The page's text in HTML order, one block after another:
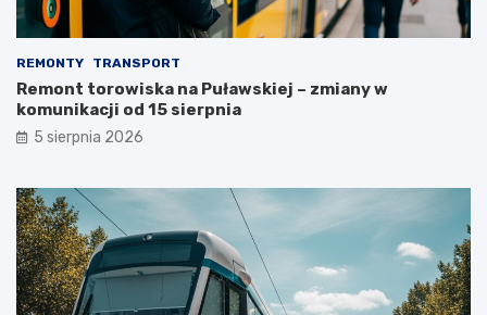
REMONTY TRANSPORT
Remont torowiska na Puławskiej – zmiany w
komunikacji od 15 sierpnia
5 sierpnia 2026